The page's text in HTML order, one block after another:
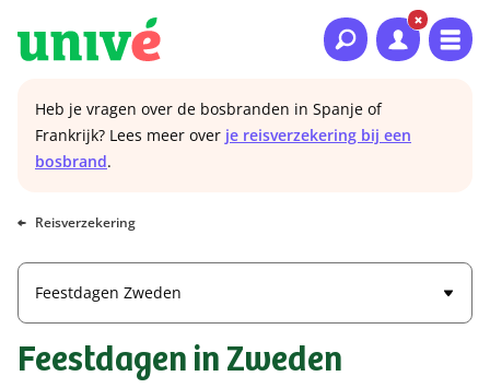
Naar hoofdinhoud
Naar hoofdnavigatie
Naar footer
Heb je vragen over de bosbranden in Spanje of
Frankrijk? Lees meer over je reisverzekering bij een
bosbrand.
Reisverzekering
Feestdagen Zweden
Feestdagen in Zweden